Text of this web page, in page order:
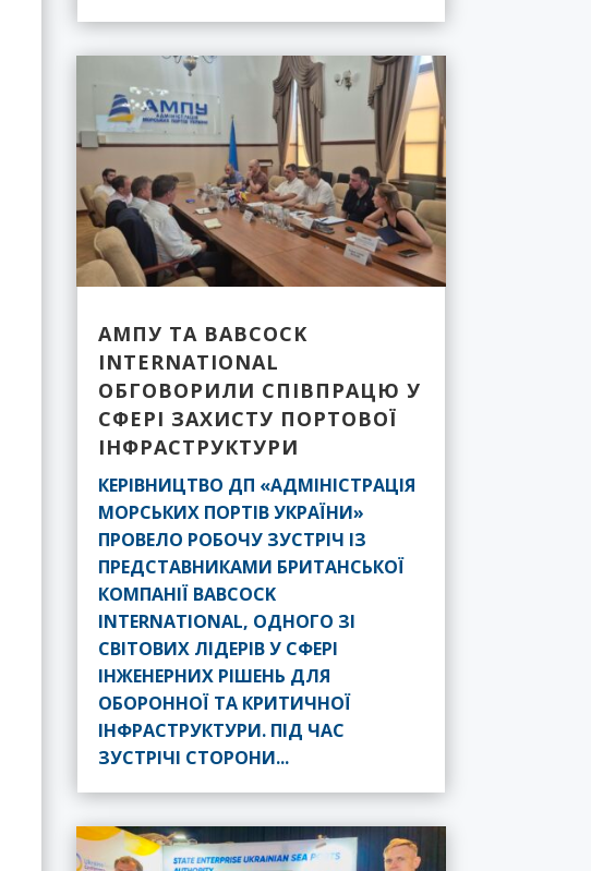
АМПУ ТА BABCOCK
INTERNATIONAL
ОБГОВОРИЛИ СПІВПРАЦЮ У
СФЕРІ ЗАХИСТУ ПОРТОВОЇ
ІНФРАСТРУКТУРИ
КЕРІВНИЦТВО ДП «АДМІНІСТРАЦІЯ
МОРСЬКИХ ПОРТІВ УКРАЇНИ»
ПРОВЕЛО РОБОЧУ ЗУСТРІЧ ІЗ
ПРЕДСТАВНИКАМИ БРИТАНСЬКОЇ
КОМПАНІЇ BABCOCK
INTERNATIONAL, ОДНОГО ЗІ
СВІТОВИХ ЛІДЕРІВ У СФЕРІ
ІНЖЕНЕРНИХ РІШЕНЬ ДЛЯ
ОБОРОННОЇ ТА КРИТИЧНОЇ
ІНФРАСТРУКТУРИ. ПІД ЧАС
ЗУСТРІЧІ СТОРОНИ...